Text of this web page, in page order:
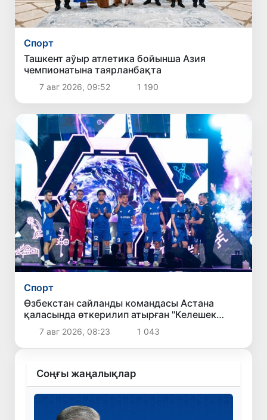
Спорт
Ташкент аўыр атлетика бойынша Азия
чемпионатына таярланбақта
7 авг 2026, 09:52 1 190
Спорт
Өзбекстан сайланды командасы Астана
қаласында өткерилип атырған "Келешек
ойынлары - 2026" спорт жарысларының
шерек финалына шықты
7 авг 2026, 08:23 1 043
Соңғы жаңалықлар